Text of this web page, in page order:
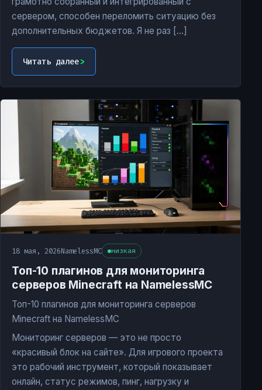
сервером, способен переломить ситуацию без
дополнительных бюджетов. Я не раз […]
Читать далее
18 мая, 2026NamelessMC низкая
Топ-10 плагинов для мониторинга
серверов Minecraft на NamelessMC
Топ-10 плагинов для мониторинга серверов
Minecraft на NamelessMC
Мониторинг серверов — это не просто
«красивый блок на сайте». Для игрового проекта
это рабочий инструмент, который показывает
онлайн, статус режимов, пинг, нагрузку и